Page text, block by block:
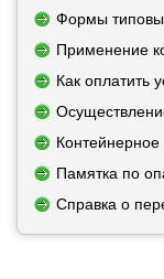
Формы
Применение
Как оплатить
Памятка по
Справка о